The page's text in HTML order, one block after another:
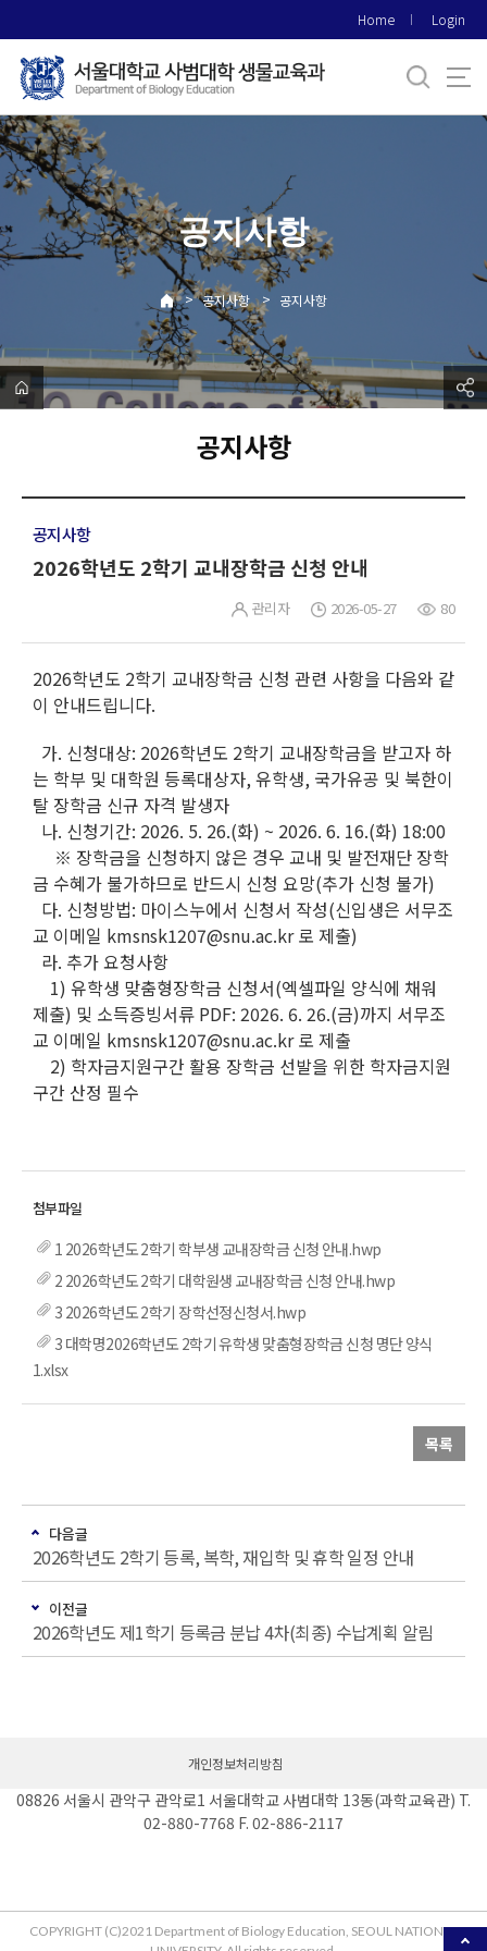
로
메
뉴
Home Login
공지사항
> 공지사항 > 공지사항
공지사항
공지사항
2026학년도 2학기 교내장학금 신청 안내
관리자 2026-05-27 80
2026학년도 2학기 교내장학금 신청 관련 사항을 다음와 같
이 안내드립니다.
가. 신청대상: 2026학년도 2학기 교내장학금을 받고자 하
는 학부 및 대학원 등록대상자, 유학생, 국가유공 및 북한이
탈 장학금 신규 자격 발생자
나. 신청기간: 2026. 5. 26.(화) ~ 2026. 6. 16.(화) 18:00
※ 장학금을 신청하지 않은 경우 교내 및 발전재단 장학
금 수혜가 불가하므로 반드시 신청 요망(추가 신청 불가)
다. 신청방법: 마이스누에서 신청서 작성(신입생은 서무조
교 이메일 kmsnsk1207@snu.ac.kr 로 제출)
라. 추가 요청사항
1) 유학생 맞춤형장학금 신청서(엑셀파일 양식에 채워
제출) 및 소득증빙서류 PDF: 2026. 6. 26.(금)까지 서무조
교 이메일 kmsnsk1207@snu.ac.kr 로 제출
2) 학자금지원구간 활용 장학금 선발을 위한 학자금지원
구간 산정 필수
1 2026학년도 2학기 학부생 교내장학금 신청 안내.hwp
2 2026학년도 2학기 대학원생 교내장학금 신청 안내.hwp
3 2026학년도 2학기 장학선정신청서.hwp
3 대학명2026학년도 2학기 유학생 맞춤형장학금 신청 명단 양식
1.xlsx
목록
다음글
2026학년도 2학기 등록, 복학, 재입학 및 휴학 일정 안내
이전글
2026학년도 제1학기 등록금 분납 4차(최종) 수납계획 알림
개인정보처리방침
08826 서울시 관악구 관악로1 서울대학교 사범대학 13동(과학교육관) T.
02-880-7768 F. 02-886-2117
COPYRIGHT (C)2021 Department of Biology Education, SEOUL NATIONAL